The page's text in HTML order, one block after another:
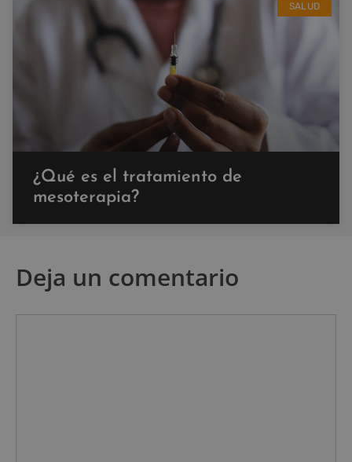
SALUD
¿Qué es el tratamiento de
mesoterapia?
Deja un comentario